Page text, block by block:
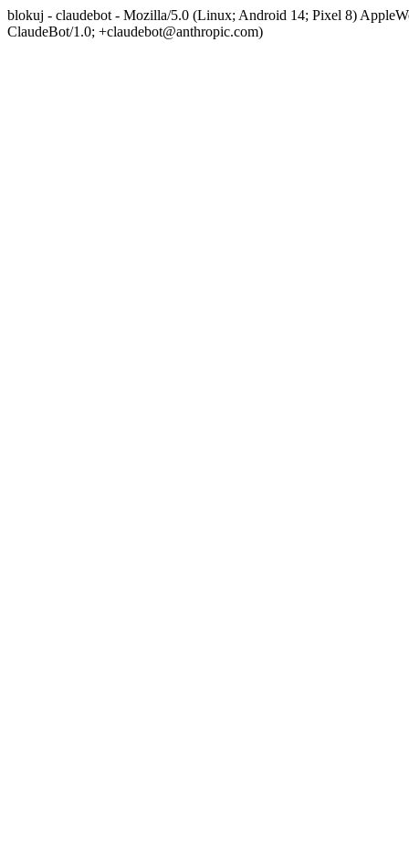
blokuj - claudebot - Mozilla/5.0 (Linux; Android 14; Pixel 8)
ClaudeBot/1.0; +claudebot@anthropic.com)